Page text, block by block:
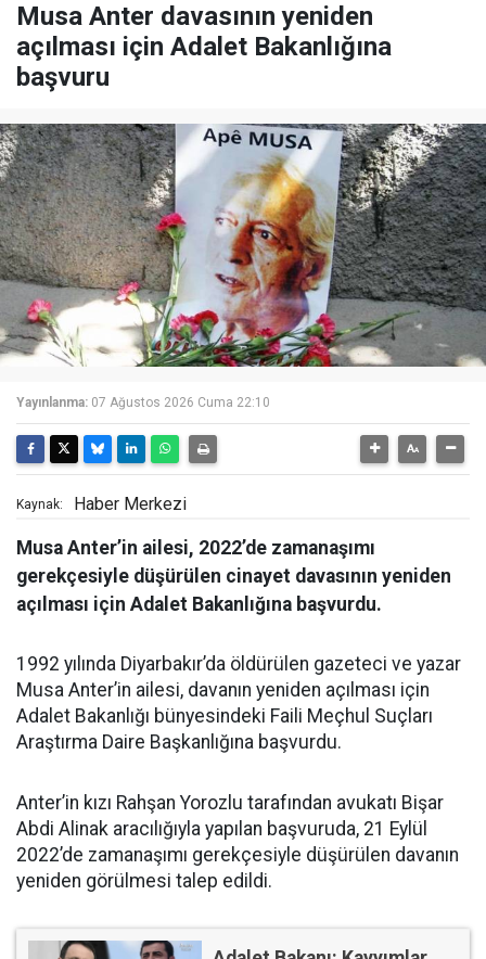
Musa Anter davasının yeniden
açılması için Adalet Bakanlığına
başvuru
Yayınlanma: 07 Ağustos 2026 Cuma 22:10
Kaynak: Haber Merkezi
Musa Anter’in ailesi, 2022’de zamanaşımı
gerekçesiyle düşürülen cinayet davasının yeniden
açılması için Adalet Bakanlığına başvurdu.
1992 yılında Diyarbakır’da öldürülen gazeteci ve yazar
Musa Anter’in ailesi, davanın yeniden açılması için
Adalet Bakanlığı bünyesindeki Faili Meçhul Suçları
Araştırma Daire Başkanlığına başvurdu.
Anter’in kızı Rahşan Yorozlu tarafından avukatı Bişar
Abdi Alinak aracılığıyla yapılan başvuruda, 21 Eylül
2022’de zamanaşımı gerekçesiyle düşürülen davanın
yeniden görülmesi talep edildi.